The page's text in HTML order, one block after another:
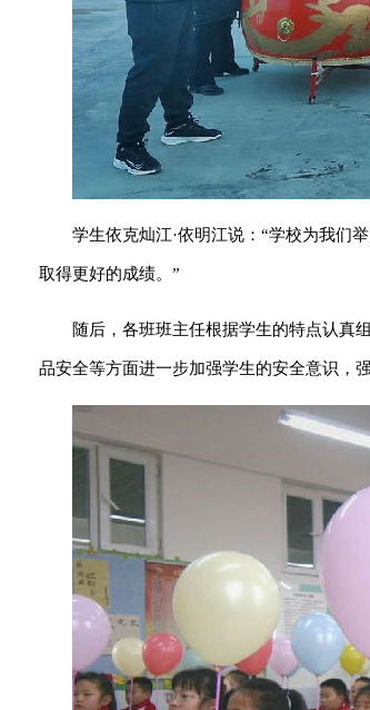
学生依克灿江·依明江说：“学校为我们
取得更好的成绩。”
随后，各班班主任根据学生的特点认真
品安全等方面进一步加强学生的安全意识，